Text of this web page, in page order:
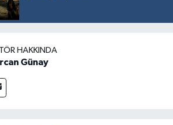
HAKKINDA
Günay